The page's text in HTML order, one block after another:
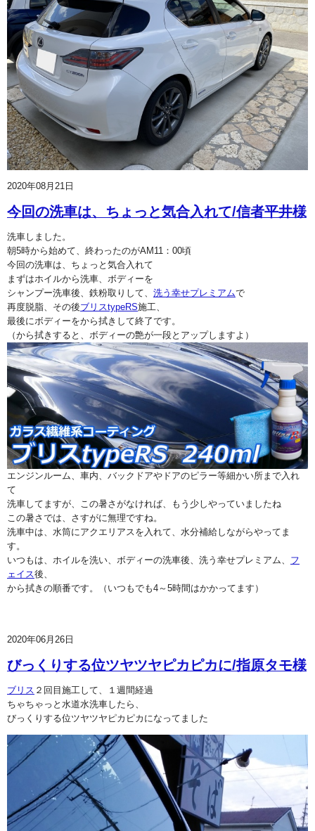
2020年08月21日
今回の洗車は、ちょっと気合入れて/信者平井様
洗車しました。
朝5時から始めて、終わったのがAM11：00頃
今回の洗車は、ちょっと気合入れて
まずはホイルから洗車、ボディーを
シャンプー洗車後、鉄粉取りして、 洗う幸せプレミアムで
再度脱脂、その後ブリスtypeRS施工、
最後にボディーをから拭きして終了です。
（から拭きすると、ボディーの艶が一段とアップしますよ）
エンジンルーム、車内、バックドアやドアのピラー等細かい所まで入れ
て
洗車してますが、この暑さがなければ、もう少しやっていましたね
この暑さでは、さすがに無理ですね。
洗車中は、水筒にアクエリアスを入れて、水分補給しながらやってま
す。
いつもは、ホイルを洗い、ボディーの洗車後、洗う幸せプレミアム、 フ
ェイス後、
から拭きの順番です。（いつもでも4～5時間はかかってます）
2020年06月26日
びっくりする位ツヤツヤピカピカに/指原タモ様
ブリス ２回目施工して、１週間経過
ちゃちゃっと水道水洗車したら、
びっくりする位ツヤツヤピカピカになってました